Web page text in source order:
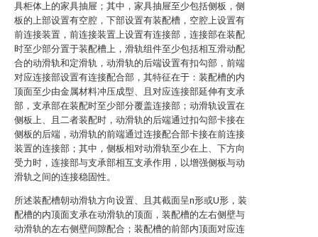
具柜体上的家具抽屉；其中，家具抽屉至少包括侧板，侧
板的上部设置有空腔，下部设置有装配槽，空腔上设置有
前连接装置，前连接装置上设置有连接部，连接部在装配
时至少部分置于装配槽上，滑轨组件至少包括相互滑动配
合的动滑轨和定滑轨，动滑轨的后端设置有扣勾部，前端
对应连接部设置有连接配合部，其特征在于：装配槽的内
顶面至少由金属材料冲压成型、且对应连接部延伸有支承
部，支承部在装配时至少部分覆盖连接部；动滑轨设置在
侧板上、且二者装配时，动滑轨的后端通过扣勾部卡接在
侧板的后端，动滑轨的前端通过连接配合部卡接在前连接
装置的连接部；其中，侧板相对动滑轨至少在上、下方向
受力时，连接部与支承部相互支承作用，以增强侧板与动
滑轨之间的连接稳固性。
所述装配槽朝动滑轨方向设置、且其截面呈n形或U形，装
配槽的内顶面支承在动滑轨的顶面，装配槽的左右侧壁与
动滑轨的左右侧壁间隙配合；装配槽的前部内顶面对应连